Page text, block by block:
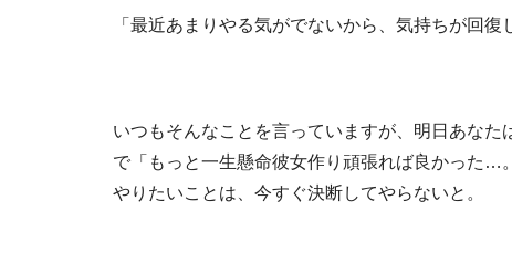
「最近あまりやる気がでないから、気持ちが回復
いつもそんなことを言っていますが、明日あな
で「もっと一生懸命彼女作り頑張れば良かった…
やりたいことは、今すぐ決断してやらないと。